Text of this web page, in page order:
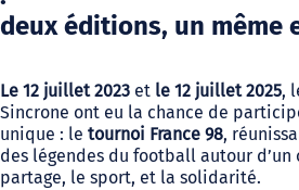
deux éditions, un même
Le 12 juillet 2023 et le 12 juillet 2025,
Sincrone ont eu la chance de
unique : le tournoi France 98,
des légendes du football autour
partage, le sport, et la solidarité.